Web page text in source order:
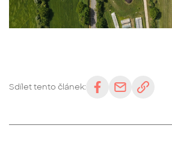
Sdílet tento článek: